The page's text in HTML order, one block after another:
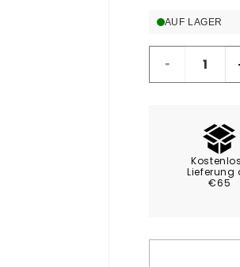
AUF LAGER
Verringere
die
Angelus
Lederfarbe
WeißLieferung
€65